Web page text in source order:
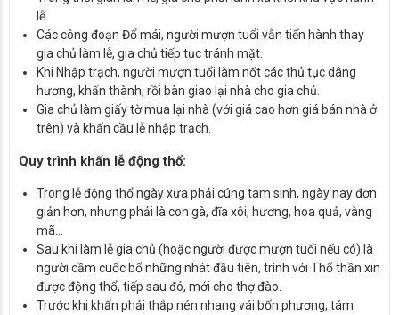
lễ.
Các công đoạn Đổ mái, người mượn tuổi vẫn tiến hành thay
gia chủ làm lễ, gia chủ tiếp tục tránh mặt.
Khi Nhập trạch, người mượn tuổi làm nốt các thủ tục dâng
hương, khấn thành, rồi bàn giao lại nhà cho gia chủ.
Gia chủ làm giấy tờ mua lại nhà (với giá cao hơn giá bán nhà ở
trên) và khấn cầu lễ nhập trạch.
Quy trình khấn lễ động thổ:
Trong lễ động thổ ngày xưa phải cúng tam sinh, ngày nay đơn
giản hơn, nhưng phải là con gà, đĩa xôi, hương, hoa quả, vàng
mã…
Sau khi làm lễ gia chủ (hoặc người được mượn tuổi nếu có) là
người cầm cuốc bổ những nhát đầu tiên, trình với Thổ thần xin
được động thổ, tiếp sau đó, mới cho thợ đào.
Trước khi khấn phải thắp nén nhang vái bốn phương, tám